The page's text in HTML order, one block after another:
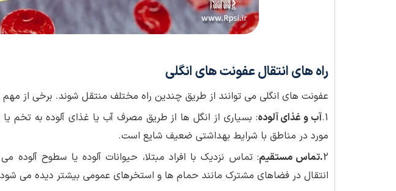
راه های انتقال عفونت های انگلی
عفونت های انگلی می توانند از طریق چندین راه مختلف منتقل شوند. برخی از
1. آب و غذای آلوده: بسیاری از انگل ها از طریق مصرف آب یا غذای آلوده به تخم یا
مورد در مناطق با شرایط بهداشتی ضعیف شایع است.
2.تماس مستقیم: تماس نزدیک با افراد مبتلا، حیوانات آلوده یا سطوح آلوده
انتقال در فضاهای مشترک مانند حمام ها و استخرهای عمومی بیشتر دیده می